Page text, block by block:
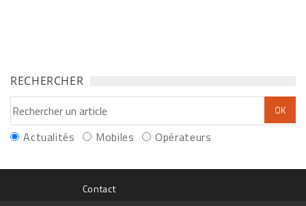
RECHERCHER
Actualités Mobiles Opérateurs
Contact